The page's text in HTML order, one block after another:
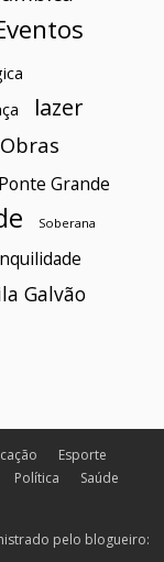
lazer
Obras
Ponte Grande
Soberana
Galvão
Esporte
Política
Saúde
pelo blogueiro: